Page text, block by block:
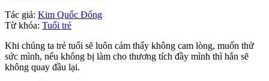
Tác giả: Kim Quốc Đống
Từ khóa: Tuổi trẻ
Khi chúng ta trẻ tuổi sẽ luôn cảm thấy không cam lòng, muốn thử
sức mình, nếu không bị làm cho thương tích đầy mình thì hẳn sẽ
không quay đầu lại.